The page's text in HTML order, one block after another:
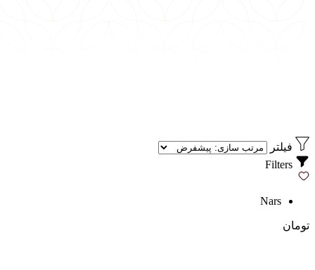
فیلتر
Nars
تومان